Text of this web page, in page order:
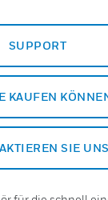
SUPPORT
KAUFEN
SIE UNS